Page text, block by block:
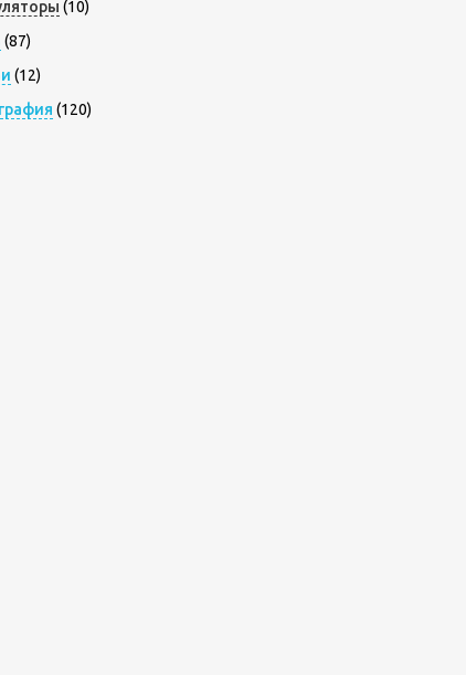
(10)
(87)
(12)
(120)